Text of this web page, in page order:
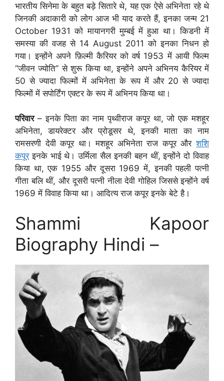
भारतीय सिनेमा के बहुत बड़े सितारे थे, यह एक ऐसे अभिनेता रहे थे
जिनकी अदाकारी को लोग आज भी याद करते हैं, इनका जन्म 21
October 1931 को मायानगरी मुम्बई में हुआ था। किडनी में
समस्या की वजह से 14 August 2011 को इनका निधन हो
गया। इन्होंने अपने फ़िल्मी कैरियर को वर्ष 1953 में आयी फिल्म
“जीवन ज्योति” से शुरू किया था, इन्होंने अपने अभिनय कैरियर में
50 से ज्यादा फिल्मों में अभिनेता के रूप में और 20 से ज्यादा
फिल्मों में सपोर्टिंग एक्टर के रूप में अभिनय किया था।
परिवार– इनके पिता का नाम पृथ्वीराज कपूर था, जो एक मशहूर
अभिनेता, डायरेक्टर और प्रोडूसर थे, इनकी माता का नाम
रामसरणी देवी कपूर था। मशहूर अभिनेता राज कपूर औरशशि
कपूरइनके भाई थे। उर्मिला सैल इनकी बहन थीं, इन्होंने दो विवाह
किया था, एक 1955 और दूसरा 1969 में, इनकी पहली पत्नी
गीता बलि थीं, और दूसरी पत्नी नीला देवी गोहिल जिससे इन्होंने वर्ष
1969 में विवाह किया था। आदित्य राज कपूर इनके बेटे है।
Shammi Kapoor
Biography Hindi –